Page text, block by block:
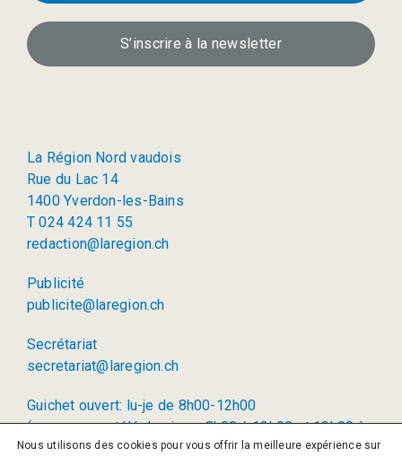
S’inscrire à la newsletter
La Région Nord vaudois
Rue du Lac 14
1400 Yverdon-les-Bains
T 024 424 11 55
redaction@laregion.ch
Publicité
publicite@laregion.ch
Secrétariat
secretariat@laregion.ch
Guichet ouvert: lu-je de 8h00-12h00
(permanence téléphonique: 8h00 à 12h00 et 13h00 à
17h00)
Nous utilisons des cookies pour vous offrir la meilleure expérience sur